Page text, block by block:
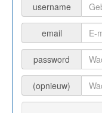
username
email
password
(opnieuw)